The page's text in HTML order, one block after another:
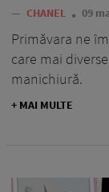
— CHANEL 09
Primăvara ne
care mai
manichiură.
+ MAI MULTE